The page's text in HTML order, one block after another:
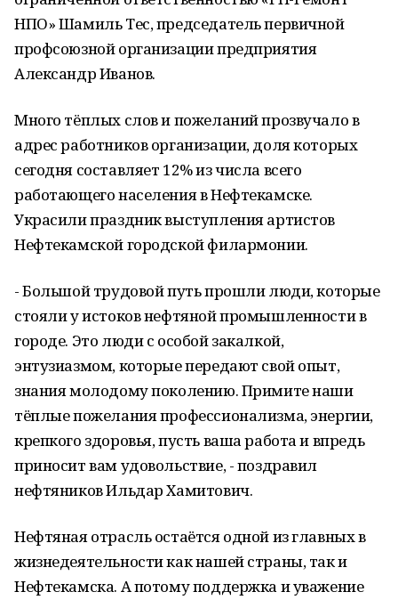
НПО» Шамиль Тес, председатель первичной
профсоюзной организации предприятия
Александр Иванов.
Много тёплых слов и пожеланий прозвучало в
адрес работников организации, доля которых
сегодня составляет 12% из числа всего
работающего населения в Нефтекамске.
Украсили праздник выступления артистов
Нефтекамской городской филармонии.
- Большой трудовой путь прошли люди, которые
стояли у истоков нефтяной промышленности в
городе. Это люди с особой закалкой,
энтузиазмом, которые передают свой опыт,
знания молодому поколению. Примите наши
тёплые пожелания профессионализма, энергии,
крепкого здоровья, пусть ваша работа и впредь
приносит вам удовольствие, - поздравил
нефтяников Ильдар Хамитович.
Нефтяная отрасль остаётся одной из главных в
жизнедеятельности как нашей страны, так и
Нефтекамска. А потому поддержка и уважение